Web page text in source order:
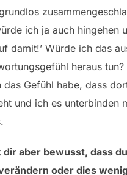
ich ja auch hingehen
damit!’ Würde ich das
heraus
das Gefühl habe, dass
und ich es unterbinden
dir aber bewusst, dass
oder dies